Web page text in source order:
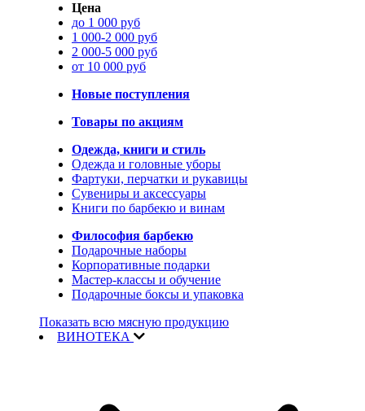
Цена
до 1 000 руб
1 000-2 000 руб
2 000-5 000 руб
от 10 000 руб
Новые поступления
Товары по акциям
Одежда, книги и стиль
Одежда и головные уборы
Фартуки, перчатки и рукавицы
Сувениры и аксессуары
Книги по барбекю и винам
Философия барбекю
Подарочные наборы
Корпоративные подарки
Мастер-классы и обучение
Подарочные боксы и упаковка
Показать всю мясную продукцию
ВИНОТЕКА